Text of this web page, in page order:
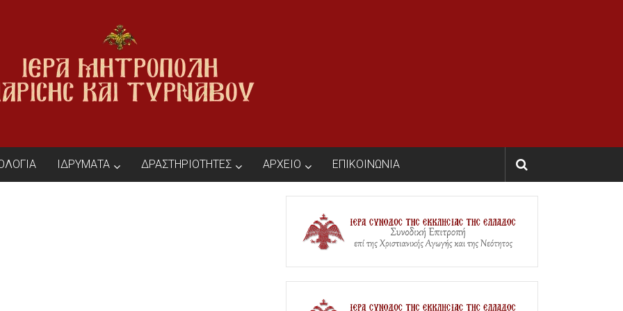
ΙΔΡΥΜΑΤΑ ΔΡΑΣΤΗΡΙΟΤΗΤΕΣ ΑΡΧΕΙΟ ΕΠΙΚΟΙΝΩΝΙΑ